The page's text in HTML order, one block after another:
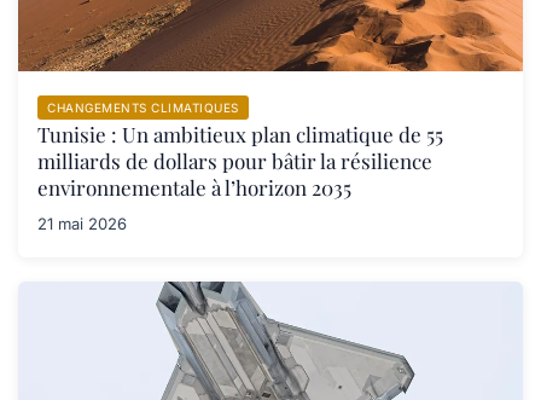
CHANGEMENTS CLIMATIQUES
Tunisie : Un ambitieux plan climatique de 55
milliards de dollars pour bâtir la résilience
environnementale à l’horizon 2035
21 mai 2026